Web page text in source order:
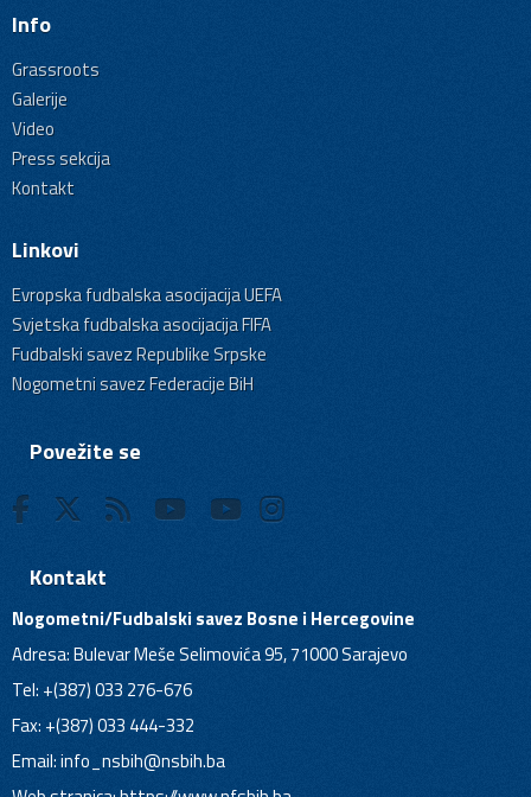
Info
Grassroots
Galerije
Video
Press sekcija
Kontakt
Linkovi
Evropska fudbalska asocijacija UEFA
Svjetska fudbalska asocijacija FIFA
Fudbalski savez Republike Srpske
Nogometni savez Federacije BiH
Povežite se
Kontakt
Nogometni/Fudbalski savez Bosne i Hercegovine
Adresa: Bulevar Meše Selimovića 95, 71000 Sarajevo
Tel: +(387) 033 276-676
Fax: +(387) 033 444-332
Email:info_nsbih@nsbih.ba